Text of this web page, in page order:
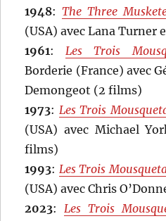
1948:The Three
(USA) avec Lana Turner
1961:Les Trois
Borderie (France) avec
Demongeot (2 films)
1973: Les Trois
(USA) avec Michael
films)
1993: Les Trois
(USA) avec Chris
2023:Les Trois